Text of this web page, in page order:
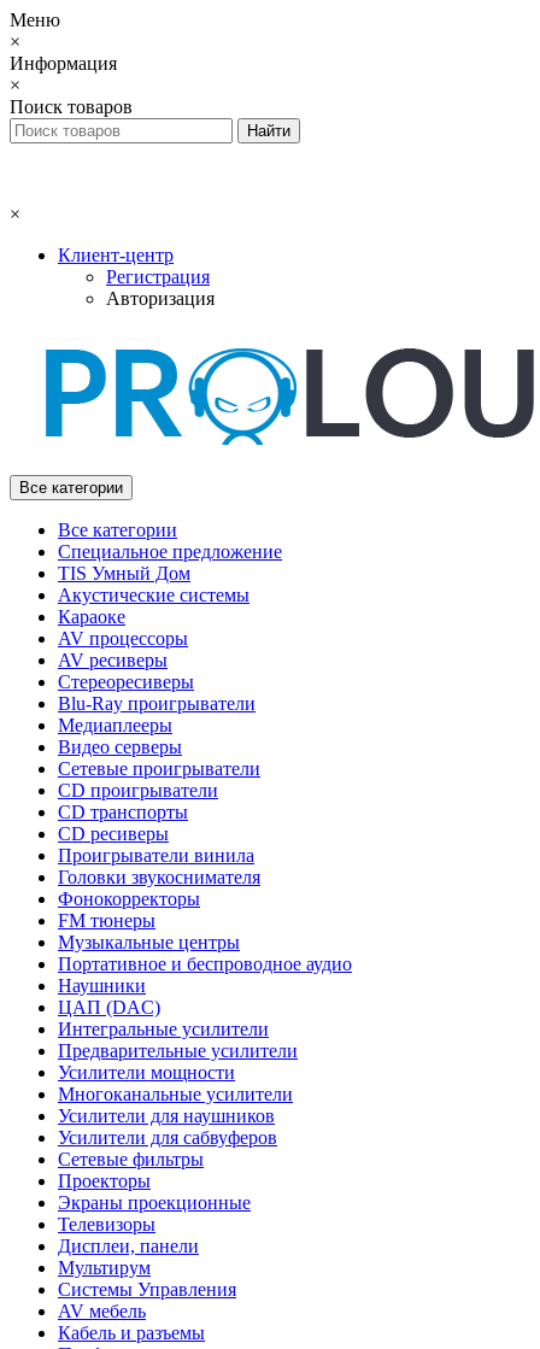
Меню
×
Информация
×
Поиск товаров
×
Клиент-центр
Регистрация
Авторизация
Все категории
Все категории
Специальное предложение
TIS Умный Дом
Акустические системы
Караоке
AV процессоры
AV ресиверы
Стереоресиверы
Blu-Ray проигрыватели
Медиаплееры
Видео серверы
Сетевые проигрыватели
CD проигрыватели
CD транспорты
CD ресиверы
Проигрыватели винила
Головки звукоснимателя
Фонокорректоры
FM тюнеры
Музыкальные центры
Портативное и беспроводное аудио
Наушники
ЦАП (DAC)
Интегральные усилители
Предварительные усилители
Усилители мощности
Многоканальные усилители
Усилители для наушников
Усилители для сабвуферов
Сетевые фильтры
Проекторы
Экраны проекционные
Телевизоры
Дисплеи, панели
Мультирум
Системы Управления
AV мебель
Кабель и разъемы